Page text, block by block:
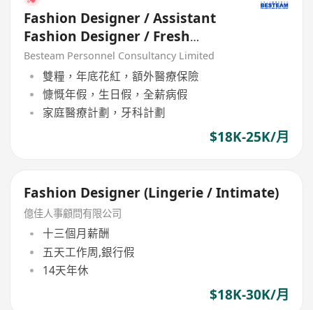
Fashion Designer / Assistant
Fashion Designer / Fresh
Graduate (5 days / 18-25K)
Besteam Personnel Consultancy Limited
雙糧，年底花紅，額外醫療保險
慷慨年假，生日假，全薪病假
家庭醫療計劃，牙科計劃
$18K-25K/月
Fashion Designer (Lingerie / Intimate)
億佳人事顧問有限公司
十三個月薪酬
五天工作周,銀行假
14天年休
$18K-30K/月